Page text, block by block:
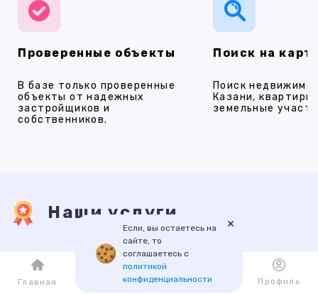
Проверенные объекты
В базе только проверенные
объекты от надежных
застройщиков и
собственников.
Поиск на
Поиск
Казани,
земельные
Наши услуги
ПРОДАЖА АРЕНДА НОВОСТРОЙКИ ИПОТЕКА
Если, вы остаетесь на
сайте, то
соглашаетесь с
политикой
конфиденциальности
×
Главная Каталог Избранное Профиль